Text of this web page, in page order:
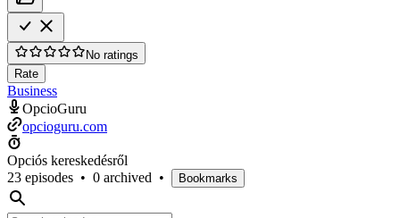
No ratings
Rate
Business
OpcioGuru
opcioguru.com
Opciós kereskedésről
23 episodes • 0 archived • Bookmarks